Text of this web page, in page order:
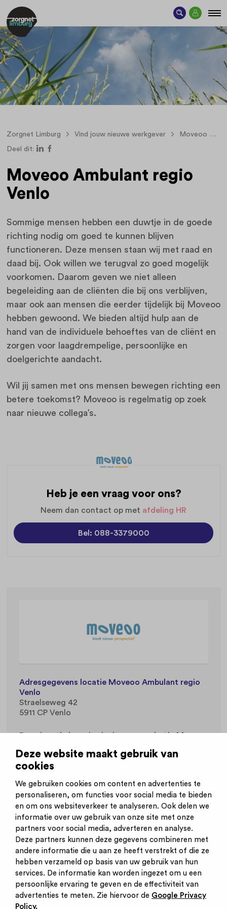
Deze website maakt gebruik van
cookies
We gebruiken cookies om content en advertenties te
personaliseren, om functies voor social media te bieden
en om ons websiteverkeer te analyseren. Ook delen we
informatie over uw gebruik van onze site met onze
partners voor social media, adverteren en analyse.
Deze partners kunnen deze gegevens combineren met
andere informatie die u aan ze heeft verstrekt of die ze
hebben verzameld op basis van uw gebruik van hun
services. De informatie kan worden ingezet om u een
persoonlijke ervaring te geven en de effectiviteit van
advertenties te meten. Zie hiervoor de Google Privacy
Policy.
Zorgnet Limburg Vind jouw nieuwe werkgever Moveoo
Deel dit:
Moveoo Ambulant regio
Venlo
Sommige mensen hebben een duwtje in de goede
richting nodig om goed te kunnen blijven
functioneren. Deze mensen staan wij met raad en
daad bij. Ook willen we terugval zo goed mogelijk
voorkomen. Daarom geven we niet alleen
begeleiding aan de cliënten die bij ons verblijven,
maar ook aan mensen die eerder tijdelijk bij Moveoo
hebben gewoond. We bieden altijd hulp aan de
hand van de individuele behoeftes van de cliënt en
zorgen voor laagdrempelige, persoonlijke en
doelgerichte aandacht.
Wil jij samen met ons mensen bewegen richting een
betere toekomst? Moveoo is regelmatig op zoek
naar nieuwe collega’s.
Heb je een vraag voor ons?
Neem dan contact op met afdeling HR
Bel: 088-3379000
Adresgegevens locatie Moveoo Ambulant regio
Venlo
Straelseweg 42
5911 CP Venlo
Deze locatie is onderdeel van organisatieMoveoo
Werkvelden
Sociaal Werk
Inschrijven nieuwsbrief
Inloggen
Contact
Privacy statement